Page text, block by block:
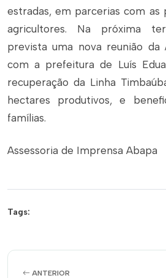
estradas, em parcerias com as
agricultores. Na próxima
prevista uma nova reunião da
com a prefeitura de Luís
recuperação da Linha
hectares produtivos, e
famílias.
Assessoria de Imprensa Abapa
Tags:
ANTERIOR